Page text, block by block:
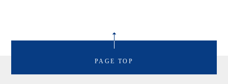
PAGE TOP